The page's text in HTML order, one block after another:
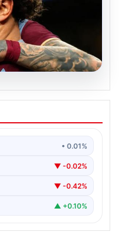
Nunez
sona
• 0.01%
▼ -0.02%
▼ -0.42%
▲ +0.10%